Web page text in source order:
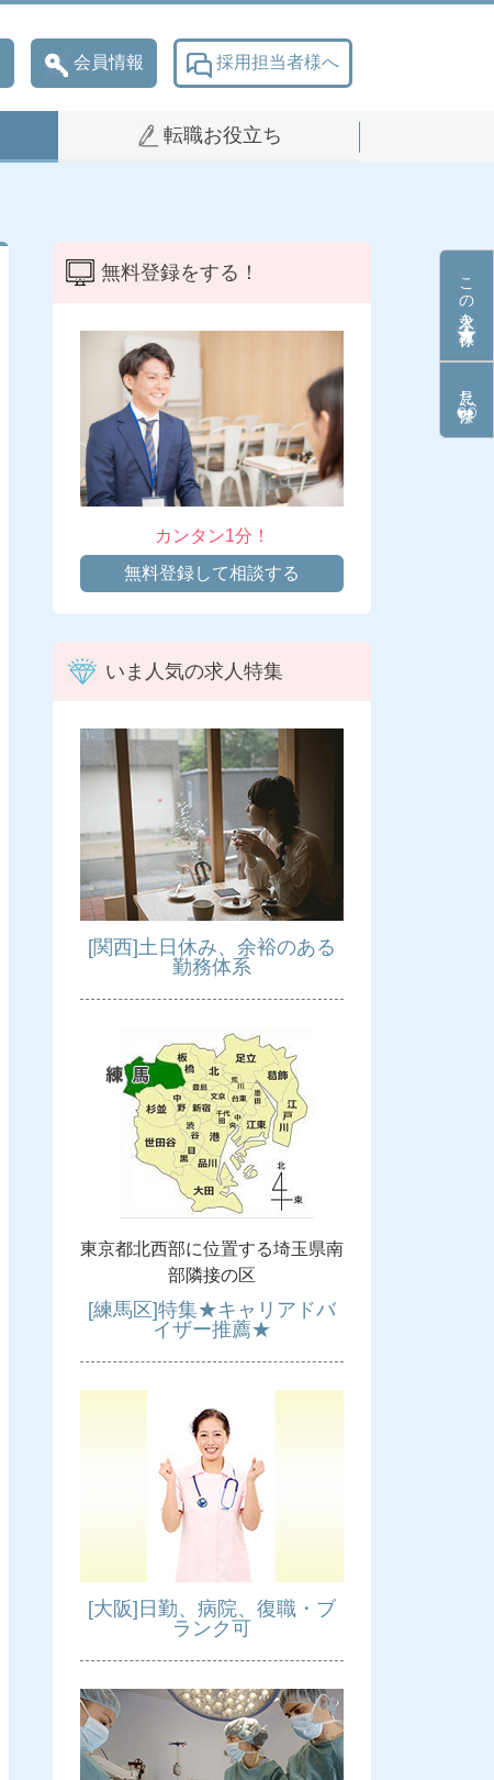
会員情報 採用担当者様へ
転職お役立ち
この求人を保存
見た条件
無料登録をする！
カンタン1分！
無料登録して相談する
いま人気の求人特集
[関西]土日休み、余裕のある
勤務体系
東京都北西部に位置する埼玉県南
部隣接の区
[練馬区]特集★キャリアドバ
イザー推薦★
[大阪]日勤、病院、復職・ブ
ランク可